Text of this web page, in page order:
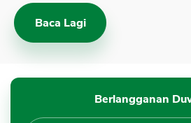
Asuransi Jiwa
Asuransi Kesehatan
Baca Lagi
Berlangganan